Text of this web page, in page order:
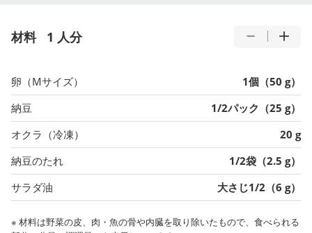
材料 1 人分
卵（Mサイズ）
1個（50 g）
納豆
1/2パック（25 g）
オクラ（冷凍）
20 g
納豆のたれ
1/2袋（2.5 g）
サラダ油
大さじ1/2（6 g）
※ 材料は野菜の皮、肉・魚の骨や内臓を取り除いたもので、食べられる